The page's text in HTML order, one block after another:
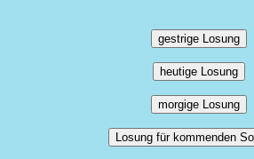
gestrige Losung
heutige Losung
morgige Losung
Losung für kommenden